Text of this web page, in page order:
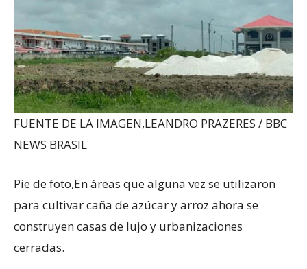
FUENTE DE LA IMAGEN,LEANDRO PRAZERES / BBC
NEWS BRASIL
Pie de foto,En áreas que alguna vez se utilizaron
para cultivar caña de azúcar y arroz ahora se
construyen casas de lujo y urbanizaciones
cerradas.